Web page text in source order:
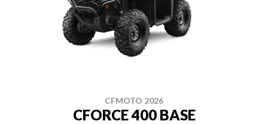
CFMOTO 2026
CFORCE 400 BASE